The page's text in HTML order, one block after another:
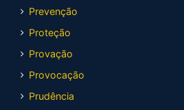
Prevenção
Proteção
Provação
Provocação
Prudência